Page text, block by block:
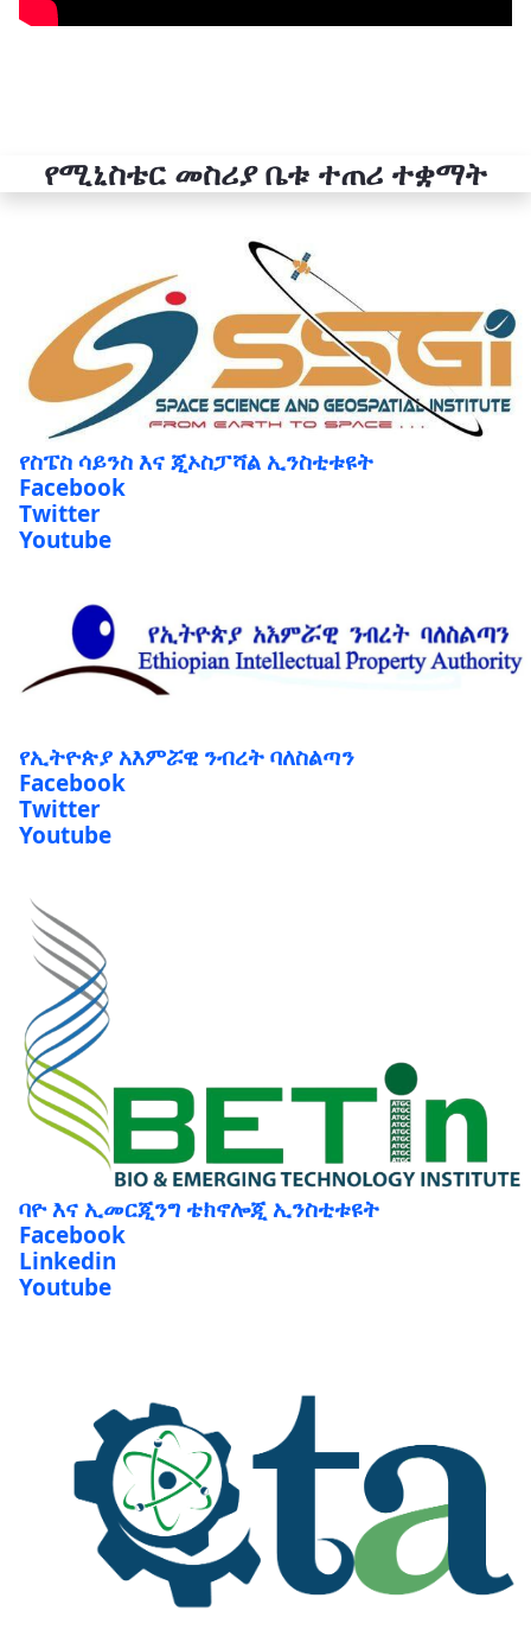
የሚኒስቴር መስሪያ ቤቱ ተጠሪ ተቋማት
የስፔስ ሳይንስ እና ጂኦስፓሻል ኢንስቲቱዩት
Facebook
Twitter
Youtube
የኢትዮጵያ አእምሯዊ ንብረት ባለስልጣን
Facebook
Twitter
Youtube
ባዮ እና ኢመርጂንግ ቴክኖሎጂ ኢንስቲቱዩት
Facebook
Linkedin
Youtube